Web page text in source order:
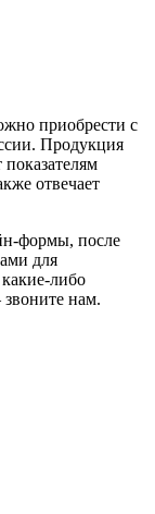
приобрести с
Продукция
показателям
отвечает
формы, после
для
либо
нам.